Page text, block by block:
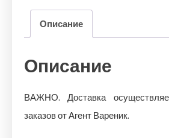
салатов"
Описание
Описание
ВАЖНО. Доставка
заказов от Агент Вареник.